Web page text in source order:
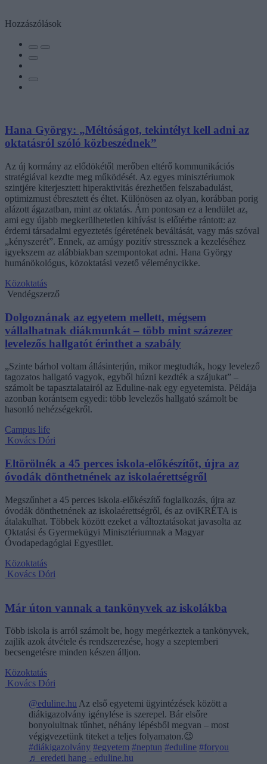
Hozzászólások
Hana György: „Méltóságot, tekintélyt kell adni az
oktatásról szóló közbeszédnek”
Az új kormány az elődökétől merőben eltérő kommunikációs
stratégiával kezdte meg működését. Az egyes minisztériumok
szintjére kiterjesztett hiperaktivitás érezhetően felszabadulást,
optimizmust ébresztett és éltet. Különösen az olyan, korábban porig
alázott ágazatban, mint az oktatás. Ám pontosan ez a lendület az,
ami egy újabb megkerülhetetlen kihívást is előtérbe rántott: az
érdemi társadalmi egyeztetés ígéretének beváltását, vagy más szóval
„kényszerét”. Ennek, az amúgy pozitív stressznek a kezeléséhez
igyekszem az alábbiakban szempontokat adni. Hana György
humánökológus, közoktatási vezető véleménycikke.
Közoktatás
Vendégszerző
Dolgoznának az egyetem mellett, mégsem
vállalhatnak diákmunkát – több mint százezer
levelezős hallgatót érinthet a szabály
„Szinte bárhol voltam állásinterjún, mikor megtudták, hogy levelező
tagozatos hallgató vagyok, egyből húzni kezdték a szájukat” –
számolt be tapasztalatairól az Eduline-nak egy egyetemista. Példája
azonban korántsem egyedi: több levelezős hallgató számolt be
hasonló nehézségekről.
Campus life
Kovács Dóri
Eltörölnék a 45 perces iskola-előkészítőt, újra az
óvodák dönthetnének az iskolaérettségről
Megszűnhet a 45 perces iskola-előkészítő foglalkozás, újra az
óvodák dönthetnének az iskolaérettségről, és az oviKRÉTA is
átalakulhat. Többek között ezeket a változtatásokat javasolta az
Oktatási és Gyermekügyi Minisztériumnak a Magyar
Óvodapedagógiai Egyesület.
Közoktatás
Kovács Dóri
Már úton vannak a tankönyvek az iskolákba
Több iskola is arról számolt be, hogy megérkeztek a tankönyvek,
zajlik azok átvétele és rendszerezése, hogy a szeptemberi
becsengetésre minden készen álljon.
Közoktatás
Kovács Dóri
@eduline.hu Az első egyetemi ügyintézések között a
diákigazolvány igénylése is szerepel. Bár elsőre
bonyolultnak tűnhet, néhány lépésből megvan – most
végigvezetünk titeket a teljes folyamaton.😉
#diákigazolvány #egyetem #neptun #eduline #foryou
♬ eredeti hang - eduline.hu